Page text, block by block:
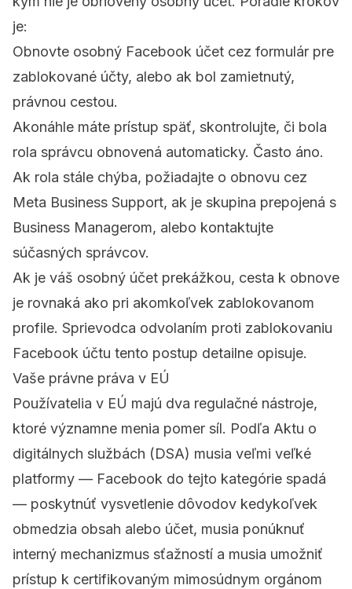
je:
Obnovte osobný Facebook účet cez formulár pre
zablokované účty, alebo ak bol zamietnutý,
právnou cestou.
Akonáhle máte prístup späť, skontrolujte, či bola
rola správcu obnovená automaticky. Často áno.
Ak rola stále chýba, požiadajte o obnovu cez
Meta Business Support, ak je skupina prepojená s
Business Managerom, alebo kontaktujte
súčasných správcov.
Ak je váš osobný účet prekážkou, cesta k obnove
je rovnaká ako pri akomkoľvek zablokovanom
profile. Sprievodca odvolaním proti zablokovaniu
Facebook účtu tento postup detailne opisuje.
Vaše právne práva v EÚ
Používatelia v EÚ majú dva regulačné nástroje,
ktoré významne menia pomer síl. Podľa Aktu o
digitálnych službách (DSA) musia veľmi veľké
platformy — Facebook do tejto kategórie spadá
— poskytnúť vysvetlenie dôvodov kedykoľvek
obmedzia obsah alebo účet, musia ponúknuť
interný mechanizmus sťažností a musia umožniť
prístup k certifikovaným mimosúdnym orgánom